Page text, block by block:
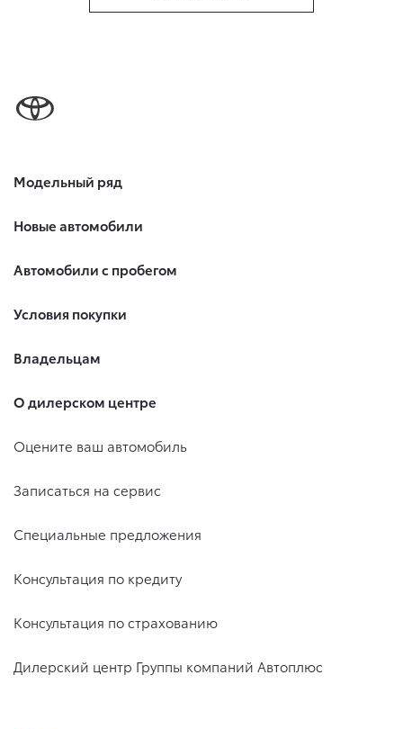
Модельный ряд
Новые автомобили
Автомобили с пробегом
Условия покупки
Владельцам
О дилерском центре
Оцените ваш автомобиль
Записаться на сервис
Специальные предложения
Консультация по кредиту
Консультация по страхованию
Дилерский центр Группы компаний Автоплюс